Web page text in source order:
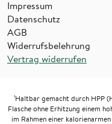
Impressum
Datenschutz
AGB
Widerrufsbelehrung
Vertrag widerrufen
¹Haltbar gemacht durch HPP
Flasche ohne Erhitzung einem
im Rahmen einer